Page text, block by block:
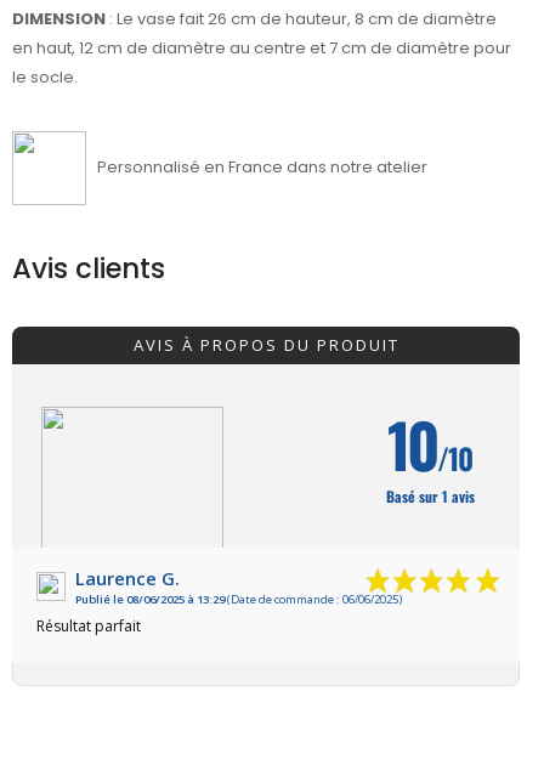
DIMENSION : Le vase fait 26 cm de hauteur, 8 cm de diamètre
en haut, 12 cm de diamètre au centre et 7 cm de diamètre pour
le socle.
Personnalisé en France dans notre atelier
Avis clients
AVIS À PROPOS DU PRODUIT
VOIR L'ATTESTATION
10/10
Basé sur 1 avis
Laurence G.
Publié le 08/06/2025 à 13:29(Date de commande : 06/06/2025)
Résultat parfait